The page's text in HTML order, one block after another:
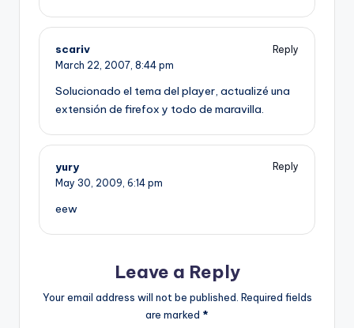
scariv
Reply
March 22, 2007, 8:44 pm
Solucionado el tema del player, actualizé una
extensión de firefox y todo de maravilla.
yury
Reply
May 30, 2009, 6:14 pm
eew
Leave a Reply
Your email address will not be published. Required fields
are marked *